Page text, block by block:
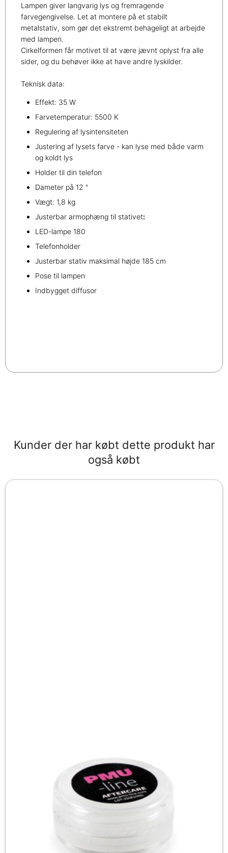
Lampen giver langvarig lys og fremragende
farvegengivelse. Let at montere på et stabilt
metalstativ, som gør det ekstremt behageligt at arbejde
med lampen.
Cirkelformen får motivet til at være jævnt oplyst fra alle
sider, og du behøver ikke at have andre lyskilder.
Teknisk data:
Effekt: 35 W
Farvetemperatur: 5500 K
Regulering af lysintensiteten
Justering af lysets farve - kan lyse med både varm
og koldt lys
Holder til din telefon
Dameter på 12 "
Vægt: 1,8 kg
Justerbar armophæng til stativet:
LED-lampe 180
Telefonholder
Justerbar stativ maksimal højde 185 cm
Pose til lampen
Indbygget diffusor
Kunder der har købt dette produkt har
også købt